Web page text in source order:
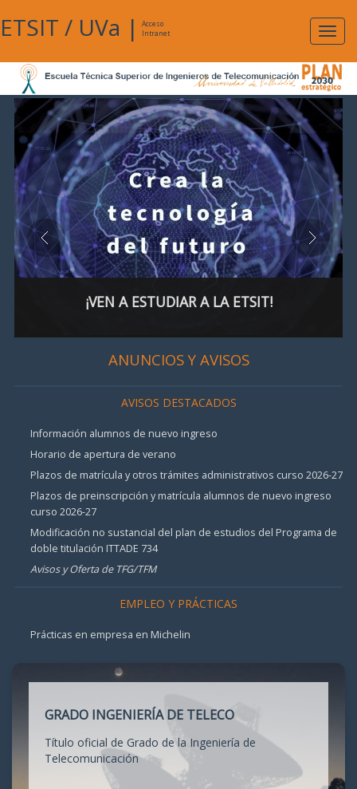
ETSIT / UVa |
Acceso
Intranet
¡VEN A ESTUDIAR A LA ETSIT!
ANUNCIOS Y AVISOS
AVISOS DESTACADOS
Información alumnos de nuevo ingreso
Horario de apertura de verano
Plazos de matrícula y otros trámites administrativos curso 2026-27
Plazos de preinscripción y matrícula alumnos de nuevo ingreso
curso 2026-27
Modificación no sustancial del plan de estudios del Programa de
doble titulación ITTADE 734
Avisos y Oferta de TFG/TFM
EMPLEO Y PRÁCTICAS
Prácticas en empresa en Michelin
GRADO INGENIERÍA DE TELECO
Título oficial de Grado de la Ingeniería de
Telecomunicación